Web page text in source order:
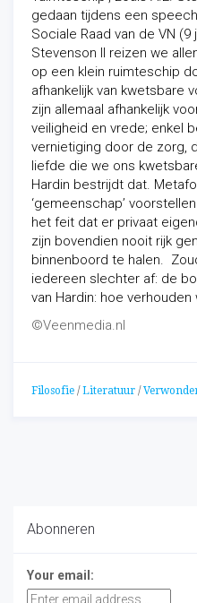
gedaan tijdens een
Sociale Raad van de VN (9
Stevenson II reizen we
op een klein ruimteschip
afhankelijk van kwetsbare
zijn allemaal afhankelijk
veiligheid en vrede; enkel
vernietiging door de zorg,
liefde die we ons
Hardin bestrijdt dat.
‘gemeenschap’
het feit dat er privaat
zijn bovendien nooit rijk
binnenboord te halen.
iedereen slechter af: de
van Hardin: hoe
©Veenmedia.nl
Filosofie / Literatuur /
Abonneren
Your email: